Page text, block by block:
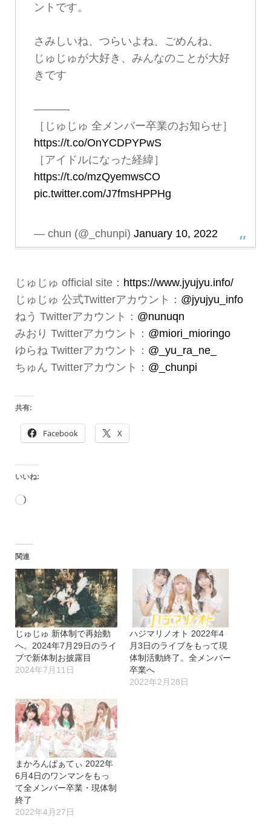
ントです。
さみしいね、つらいよね、ごめんね、
じゅじゅが大好き、みんなのことが大好
きです
———-
［じゅじゅ 全メンバー卒業のお知らせ］
https://t.co/OnYCDPYPwS
［アイドルになった経緯］
https://t.co/mzQyemwsCO
pic.twitter.com/J7fmsHPPHg
— chun (@_chunpi) January 10, 2022
じゅじゅ official site： https://www.jyujyu.info/
じゅじゅ 公式Twitterアカウント： @jyujyu_info
ねう Twitterアカウント： @nunuqn
みおり Twitterアカウント： @miori_mioringo
ゆらね Twitterアカウント： @_yu_ra_ne_
ちゅん Twitterアカウント： @_chunpi
共有:
Facebook X
いいね:
読
込
み
中…
関連
じゅじゅ 新体制で再始動
へ。2024年7月29日のライ
ブで新体制お披露目
2024年7月11日
ハジマリノオト 2022年4
月3日のライブをもって現
体制活動終了。全メンバー
卒業へ
2022年2月28日
まかろんぱぁてぃ 2022年
6月4日のワンマンをもっ
て全メンバー卒業・現体制
終了
2022年4月27日